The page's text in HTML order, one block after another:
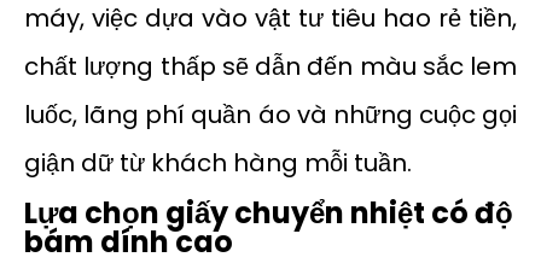
máy, việc dựa vào vật tư tiêu hao rẻ tiền,
chất lượng thấp sẽ dẫn đến màu sắc lem
luốc, lãng phí quần áo và những cuộc gọi
giận dữ từ khách hàng mỗi tuần.
Lựa chọn giấy chuyển nhiệt có độ
bám dính cao